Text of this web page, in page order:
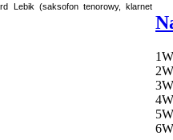
Lebik (saksofon tenorowy, klarnet
1
2
3
4
5
6